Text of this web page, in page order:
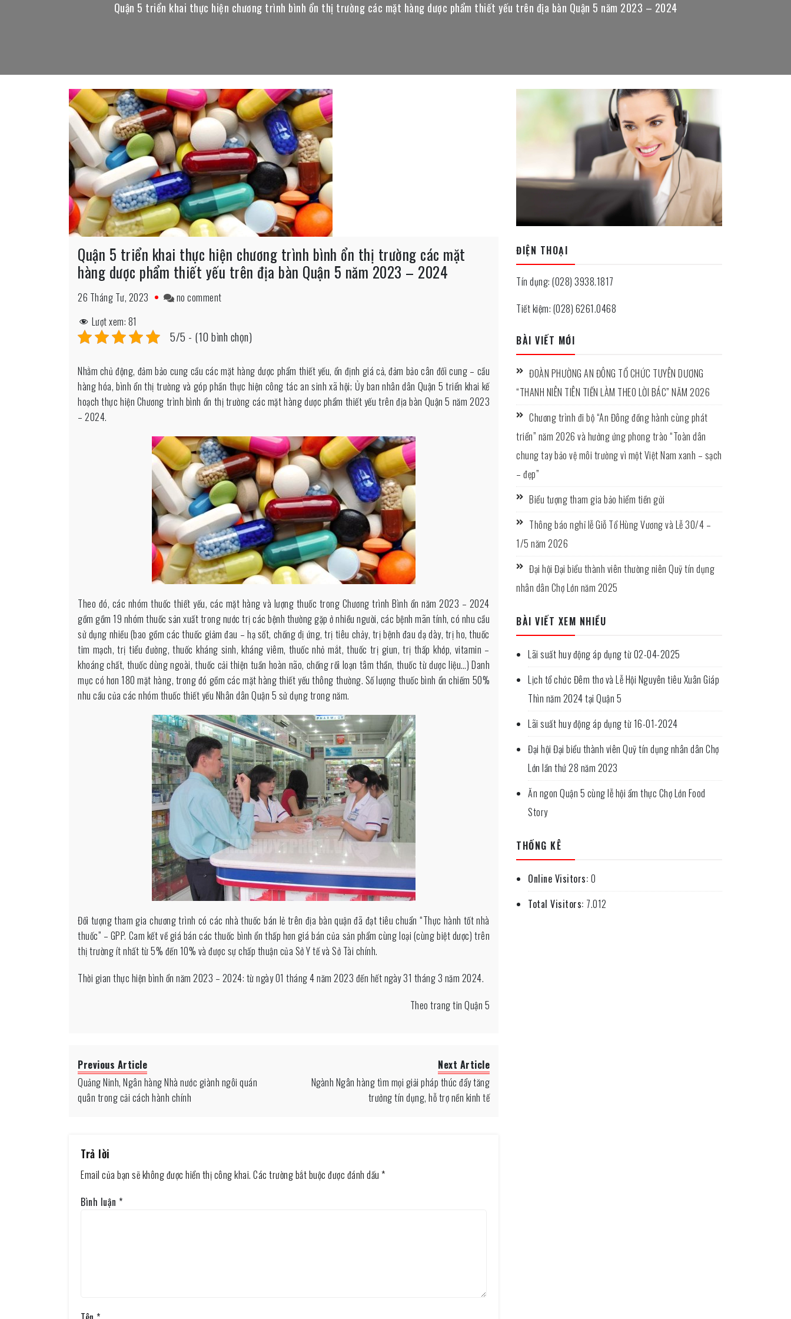
Quận 5 triển khai thực hiện chương trình bình ổn thị trường các mặt hàng dược phẩm thiết yếu trên địa bàn Quận 5 năm 2023 – 2024
Quận 5 triển khai thực hiện chương trình bình ổn thị trường các mặt
hàng dược phẩm thiết yếu trên địa bàn Quận 5 năm 2023 – 2024
26 Tháng Tư, 2023 no commenton
triển
thực
hiện
chương
bình
ổn
thị
trường
các
mặt
hàng
dược
phẩm
thiết
yếu
trên
địa
bàn
Quận
5
năm
2023
2024
Lượt xem: 81
5/5 - (10 bình chọn)
Nhằm chủ động, đảm bảo cung cầu các mặt hàng dược phẩm thiết yếu, ổn định giá cả, đảm bảo cân đối cung – cầu
hàng hóa, bình ổn thị trường và góp phần thực hiện công tác an sinh xã hội; Ủy ban nhân dân Quận 5 triển khai kế
hoạch thực hiện Chương trình bình ổn thị trường các mặt hàng dược phẩm thiết yếu trên địa bàn Quận 5 năm 2023
– 2024.
Theo đó, các nhóm thuốc thiết yếu, các mặt hàng và lượng thuốc trong Chương trình Bình ổn năm 2023 – 2024
gồm gồm 19 nhóm thuốc sản xuất trong nước trị các bệnh thường gặp ở nhiều người, các bệnh mãn tính, có nhu cầu
sử dụng nhiều (bao gồm các thuốc giảm đau – hạ sốt, chống dị ứng, trị tiêu chảy, trị bệnh đau dạ dày, trị ho, thuốc
tim mạch, trị tiểu đường, thuốc kháng sinh, kháng viêm, thuốc nhỏ mắt, thuốc trị giun, trị thấp khớp, vitamin –
khoáng chất, thuốc dùng ngoài, thuốc cải thiện tuần hoàn não, chống rối loạn tâm thần, thuốc từ dược liệu…) Danh
mục có hơn 180 mặt hàng, trong đó gồm các mặt hàng thiết yếu thông thường. Số lượng thuốc bình ổn chiếm 50%
nhu cầu của các nhóm thuốc thiết yếu Nhân dân Quận 5 sử dụng trong năm.
Đối tượng tham gia chương trình có các nhà thuốc bán lẻ trên địa bàn quận đã đạt tiêu chuẩn “Thực hành tốt nhà
thuốc” – GPP. Cam kết về giá bán các thuốc bình ổn thấp hơn giá bán của sản phẩm cùng loại (cùng biệt dược) trên
thị trường ít nhất từ 5% đến 10% và được sự chấp thuận của Sở Y tế và Sở Tài chính.
Thời gian thực hiện bình ổn năm 2023 – 2024: từ ngày 01 tháng 4 năm 2023 đến hết ngày 31 tháng 3 năm 2024.
Theo trang tin Quận 5
Previous Article
Quảng Ninh, Ngân hàng Nhà nước giành ngôi quán
quân trong cải cách hành chính
Next Article
Ngành Ngân hàng tìm mọi giải pháp thúc đẩy tăng
trưởng tín dụng, hỗ trợ nền kinh tế
Trả lời
Email của bạn sẽ không được hiển thị công khai. Các trường bắt buộc được đánh dấu *
Bình luận *
ĐIỆN THOẠI
Tín dụng: (028) 3938.1817
Tiết kiệm: (028) 6261.0468
BÀI VIẾT MỚI
ĐOÀN PHƯỜNG AN ĐÔNG TỔ CHỨC TUYÊN DƯƠNG
“THANH NIÊN TIÊN TIẾN LÀM THEO LỜI BÁC” NĂM 2026
Chương trình đi bộ “An Đông đồng hành cùng phát
triển” năm 2026 và hưởng ứng phong trào “Toàn dân
chung tay bảo vệ môi trường vì một Việt Nam xanh – sạch
– đẹp”
Biểu tượng tham gia bảo hiểm tiền gửi
Thông báo nghỉ lễ Giỗ Tổ Hùng Vương và Lễ 30/4 –
1/5 năm 2026
Đại hội Đại biểu thành viên thường niên Quỹ tín dụng
nhân dân Chợ Lớn năm 2025
BÀI VIẾT XEM NHIỀU
Lãi suất huy động áp dụng từ 02-04-2025
Lịch tổ chức Đêm thơ và Lễ Hội Nguyên tiêu Xuân Giáp
Thìn năm 2024 tại Quận 5
Lãi suất huy động áp dụng từ 16-01-2024
Đại hội Đại biểu thành viên Quỹ tín dụng nhân dân Chợ
Lớn lần thứ 28 năm 2023
Ăn ngon Quận 5 cùng lễ hội ẩm thực Chợ Lớn Food
Story
THỐNG KÊ
Online Visitors: 0
Total Visitors: 7.012